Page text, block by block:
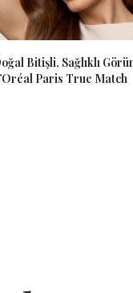
Bitişli, Sağlıklı
Paris True Match